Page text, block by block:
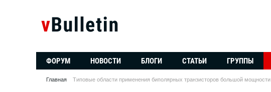
ФОРУМ НОВОСТИ БЛОГИ СТАТЬИ ГРУППЫ
Главная Типовые области применения биполярных транзисторов большой мощности